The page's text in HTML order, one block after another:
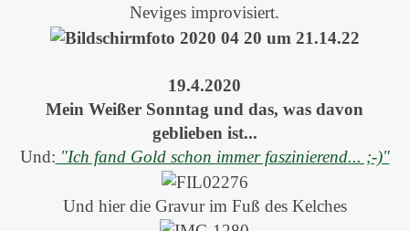
Neviges improvisiert.
19.4.2020
Mein Weißer Sonntag und das, was davon
geblieben ist...
Und: "Ich fand Gold schon immer faszinierend... ;-)"
Und hier die Gravur im Fuß des Kelches